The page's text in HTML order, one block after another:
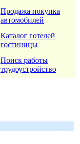
Продажа покупка
автомобилей
Каталог готелей
гостиницы
Поиск работы
трудоустройство